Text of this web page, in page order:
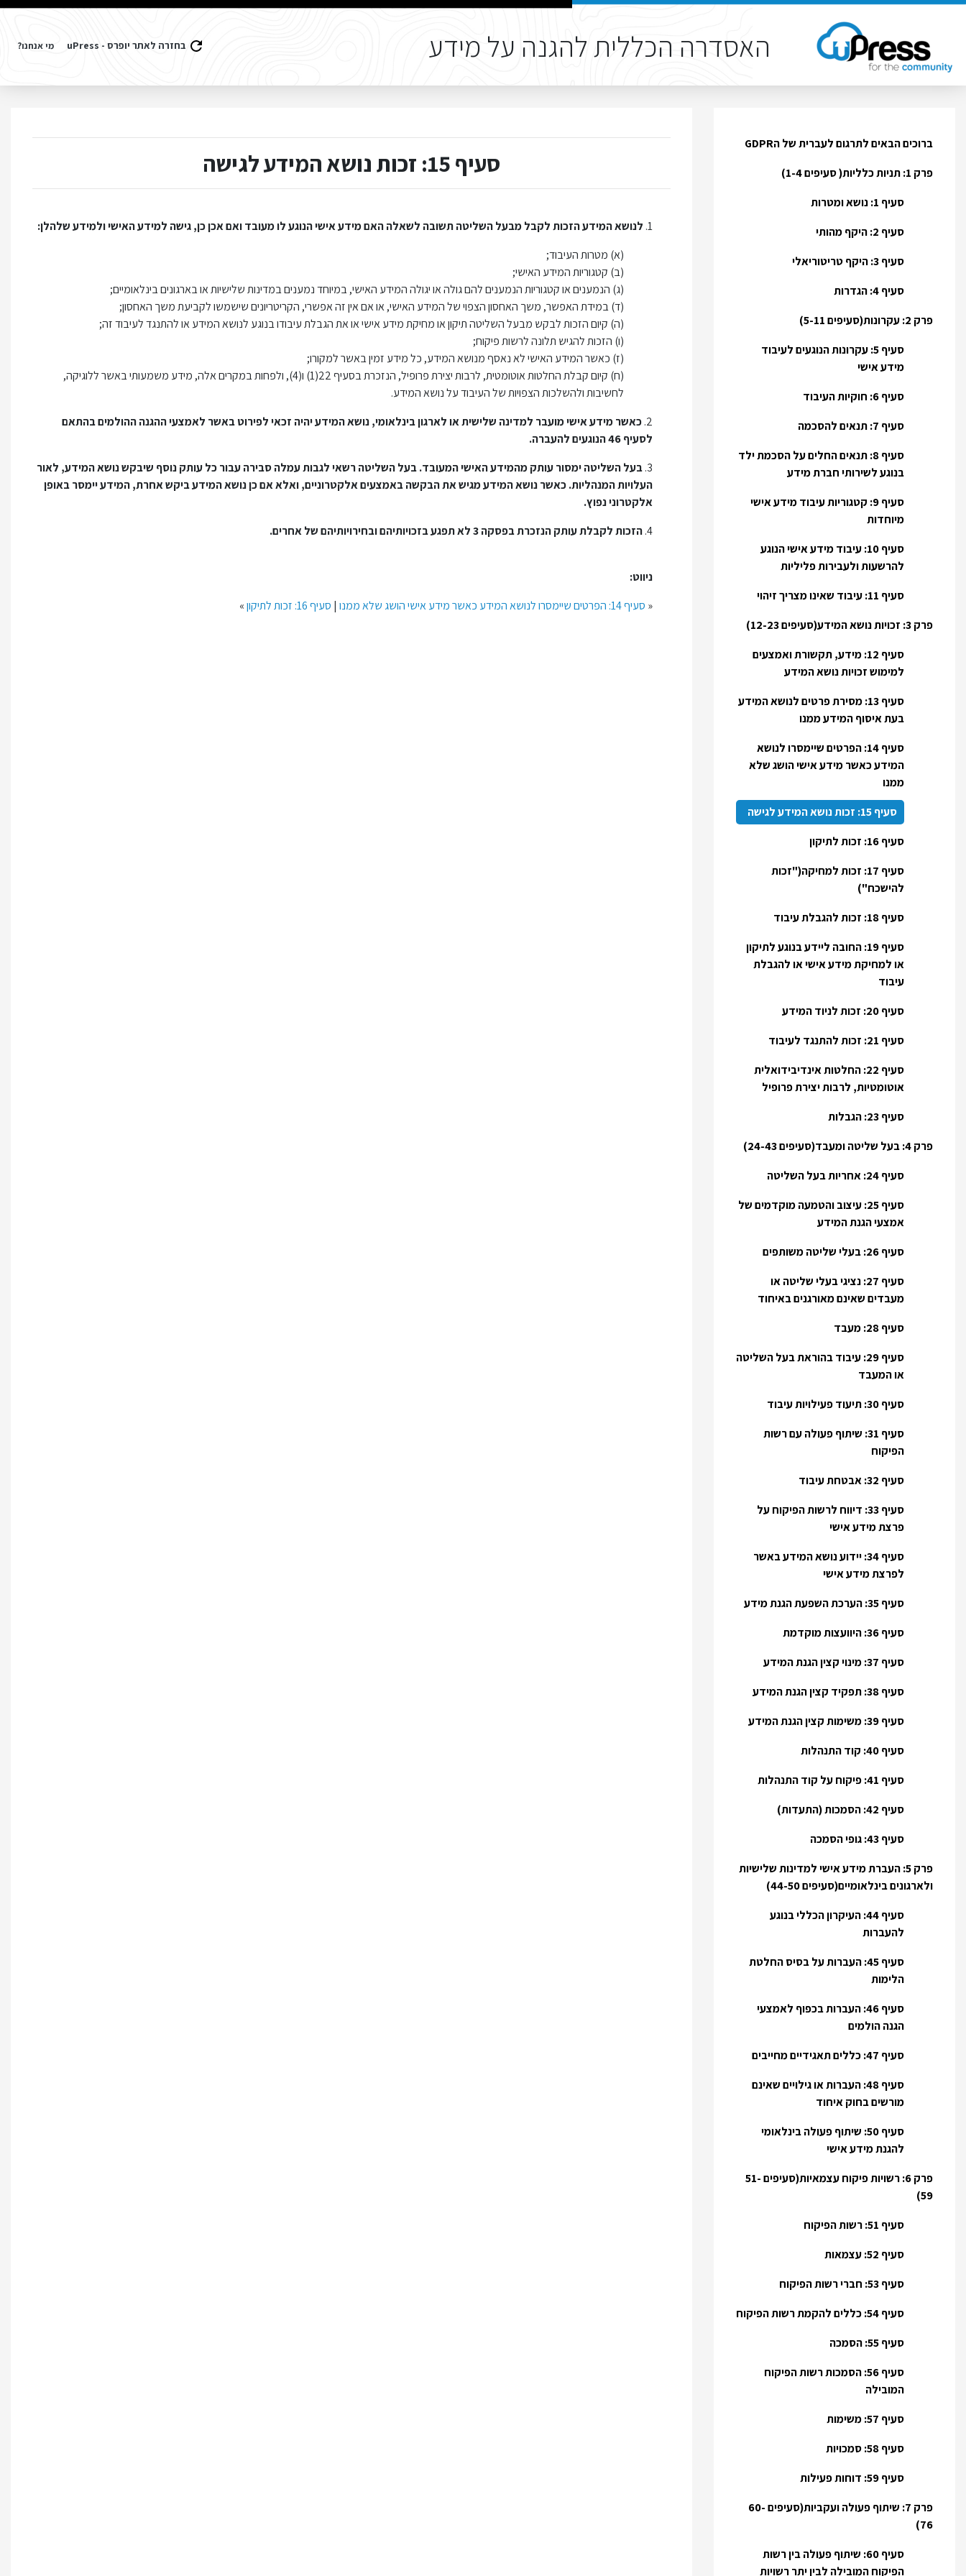
האסדרה הכללית להגנה על מידע בחזרה לאתר יופרס - uPress מי אנחנו?
ברוכים הבאים לתרגום לעברית של הGDPR
פרק 1: תניות כלליות( סעיפים 1-4)
סעיף 1: נושא ומטרות
סעיף 2: היקף מהותי
סעיף 3: היקף טריטוריאלי
סעיף 4: הגדרות
פרק 2: עקרונות(סעיפים 5-11)
סעיף 5: עקרונות הנוגעים לעיבוד
מידע אישי
סעיף 6: חוקיות העיבוד
סעיף 7: תנאים להסכמה
סעיף 8: תנאים החלים על הסכמת ילד
בנוגע לשירותי חברת מידע
סעיף 9: קטגוריות עיבוד מידע אישי
מיוחדות
סעיף 10: עיבוד מידע אישי הנוגע
להרשעות ולעבירות פליליות
סעיף 11: עיבוד שאינו מצריך זיהוי
פרק 3: זכויות נושא המידע(סעיפים 12-23)
סעיף 12: מידע, תקשורת ואמצעים
למימוש זכויות נושא המידע
סעיף 13: מסירת פרטים לנושא המידע
בעת איסוף המידע ממנו
סעיף 14: הפרטים שיימסרו לנושא
המידע כאשר מידע אישי הושג שלא
ממנו
סעיף 15: זכות נושא המידע לגישה
סעיף 16: זכות לתיקון
סעיף 17: זכות למחיקה("זכות
להישכח")
סעיף 18: זכות להגבלת עיבוד
סעיף 19: החובה ליידע בנוגע לתיקון
או למחיקת מידע אישי או להגבלת
עיבוד
סעיף 20: זכות לניוד המידע
סעיף 21: זכות להתנגד לעיבוד
סעיף 22: החלטות אינדיבידואלית
אוטומטיות, לרבות יצירת פרופיל
סעיף 23: הגבלות
פרק 4: בעל שליטה ומעבד(סעיפים 24-43)
סעיף 24: אחריות בעל השליטה
סעיף 25: עיצוב והטמעה מוקדמים של
אמצעי הגנת המידע
סעיף 26: בעלי שליטה משותפים
סעיף 27: נציגי בעלי שליטה או
מעבדים שאינם מאורגנים באיחוד
סעיף 28: מעבד
סעיף 29: עיבוד בהוראת בעל השליטה
או המעבד
סעיף 30: תיעוד פעילויות עיבוד
סעיף 31: שיתוף פעולה עם רשות
הפיקוח
סעיף 32: אבטחת עיבוד
סעיף 33: דיווח לרשות הפיקוח על
פרצת מידע אישי
סעיף 34: יידוע נושא המידע באשר
לפרצת מידע אישי
סעיף 35: הערכת השפעת הגנת מידע
סעיף 36: היוועצות מוקדמת
סעיף 37: מינוי קצין הגנת המידע
סעיף 38: תפקיד קצין הגנת המידע
סעיף 39: משימות קצין הגנת המידע
סעיף 40: קוד התנהלות
סעיף 41: פיקוח על קוד התנהלות
סעיף 42: הסמכות (התעדות)
סעיף 43: גופי הסמכה
פרק 5: העברת מידע אישי למדינות שלישיות
ולארגונים בינלאומיים(סעיפים 44-50)
סעיף 44: העיקרון הכללי בנוגע
להעברות
סעיף 45: העברות על בסיס החלטת
הלימות
סעיף 46: העברות בכפוף לאמצעי
הגנה הולמים
סעיף 47: כללים תאגידיים מחייבים
סעיף 48: העברות או גילויים שאינם
מורשים בחוק איחוד
סעיף 50: שיתוף פעולה בינלאומי
להגנת מידע אישי
פרק 6: רשויות פיקוח עצמאיות(סעיפים 51-
59)
סעיף 51: רשות הפיקוח
סעיף 52: עצמאות
סעיף 53: חברי רשות הפיקוח
סעיף 54: כללים להקמת רשות הפיקוח
סעיף 55: הסמכה
סעיף 56: הסמכות רשות הפיקוח
המובילה
סעיף 57: משימות
סעיף 58: סמכויות
סעיף 59: דוחות פעילות
פרק 7: שיתוף פעולה ועקביות(סעיפים 60-
76)
סעיף 60: שיתוף פעולה בין רשות
הפיקוח המובילה לבין יתר רשויות
סעיף 15: זכות נושא המידע לגישה
1. לנושא המידע הזכות לקבל מבעל השליטה תשובה לשאלה האם מידע אישי הנוגע לו מעובד ואם אכן כן, גישה למידע האישי ולמידע שלהלן:
(א) מטרות העיבוד;
(ב) קטגוריות המידע האישי;
(ג) הנמענים או קטגוריות הנמענים להם גולה או יגולה המידע האישי, במיוחד נמענים במדינות שלישיות או בארגונים בינלאומיים;
(ד) במידת האפשר, משך האחסון הצפוי של המידע האישי, או אם אין זה אפשרי, הקריטריונים שישמשו לקביעת משך האחסון;
(ה) קיום הזכות לבקש מבעל השליטה תיקון או מחיקת מידע אישי או את הגבלת עיבודו בנוגע לנושא המידע או להתנגד לעיבוד זה;
(ו) הזכות להגיש תלונה לרשות פיקוח;
(ז) כאשר המידע האישי לא נאסף מנושא המידע, כל מידע זמין באשר למקורו;
(ח) קיום קבלת החלטות אוטומטית, לרבות יצירת פרופיל, הנזכרת בסעיף 22(1) ו(4), ולפחות במקרים אלה, מידע משמעותי באשר ללוגיקה,
לחשיבות ולהשלכות הצפויות של העיבוד על נושא המידע.
2. כאשר מידע אישי מועבר למדינה שלישית או לארגון בינלאומי, נושא המידע יהיה זכאי לפירוט באשר לאמצעי ההגנה ההולמים בהתאם
לסעיף 46 הנוגעים להעברה.
3. בעל השליטה ימסור עותק מהמידע האישי המעובד. בעל השליטה רשאי לגבות עמלה סבירה עבור כל עותק נוסף שיבקש נושא המידע, לאור
העלויות המנהליות. כאשר נושא המידע מגיש את הבקשה באמצעים אלקטרוניים, ואלא אם כן נושא המידע ביקש אחרת, המידע יימסר באופן
אלקטרוני נפוץ.
4. הזכות לקבלת עותק הנזכרת בפסקה 3 לא תפגע בזכויותיהם ובחירויותיהם של אחרים.
ניווט:
« סעיף 14: הפרטים שיימסרו לנושא המידע כאשר מידע אישי הושג שלא ממנו | סעיף 16: זכות לתיקון »